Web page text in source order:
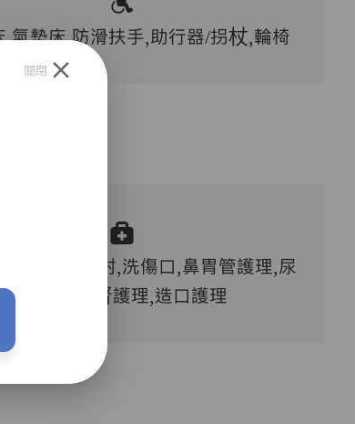
,氣墊床,防滑扶手,助行器/拐杖,輪椅
試,胰島素注射,洗傷口,鼻胃管護理,尿
喉護理,洗腎護理,造口護理
關閉